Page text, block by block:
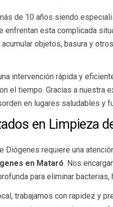
de 10 años siendo
esta complicada
objetos, basura y
intervención rápida y
el tiempo. Gracias a
en lugares saludables y
en Limpieza
Diógenes requiere una
en Mataró. Nos
para eliminar
trabajamos con rapidez y